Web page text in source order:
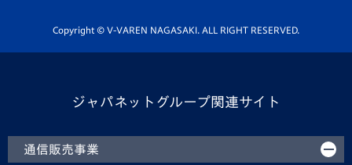
ホームタウン活動
Copyright © V-VAREN NAGASAKI. ALL RIGHT RESERVED.
ジャパネットグループ関連サイト
通信販売事業